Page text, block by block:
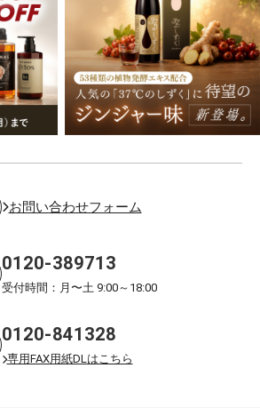
お問い合わせフォーム
0120-389713
受付時間：月〜土 9:00～18:00
0120-841328
専用FAX用紙DLはこちら